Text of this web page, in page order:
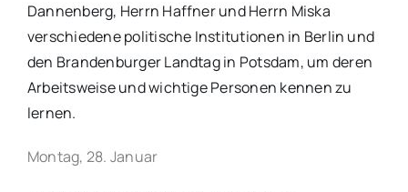
Dannenberg, Herrn Haffner und Herrn Miska
verschiedene politische Institutionen in Berlin und
den Brandenburger Landtag in Potsdam, um deren
Arbeitsweise und wichtige Personen kennen zu
lernen.
Montag, 28. Januar